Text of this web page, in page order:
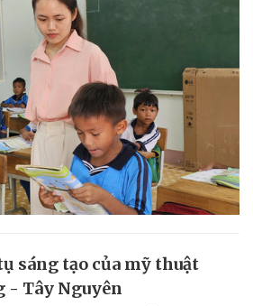
sáng tạo của mỹ thuật
- Tây Nguyên